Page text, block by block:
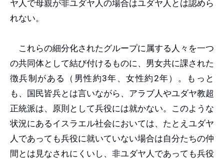
ヤ人で母親が非ユダヤ人の場合はユダヤ人とは認めら
れない。
これらの細分化されたグループに属する人々を一つ
の共同体として結び付けるものに、男女共に課された
徴兵制がある（男性約3年、女性約2年）。もっと
も、国民皆兵とは言いながら、アラブ人やユダヤ教超
正統派は、原則として兵役には就かない。このような
状況にあるイスラエル社会においては、たとえユダヤ
人であっても兵役に就いていない場合は自分たちの仲
間とは見なされにくいし、非ユダヤ人であっても兵役